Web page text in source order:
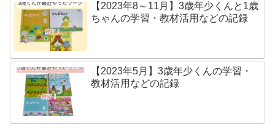
【2023年8～11月】3歳年少くんと1歳
ちゃんの学習・教材活用などの記録
【2023年5月】3歳年少くんの学習・
教材活用などの記録